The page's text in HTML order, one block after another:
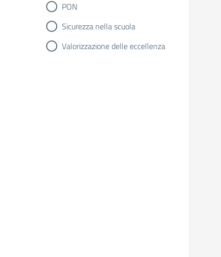
PON
Sicurezza nella scuola
Valorizzazione delle eccellenza